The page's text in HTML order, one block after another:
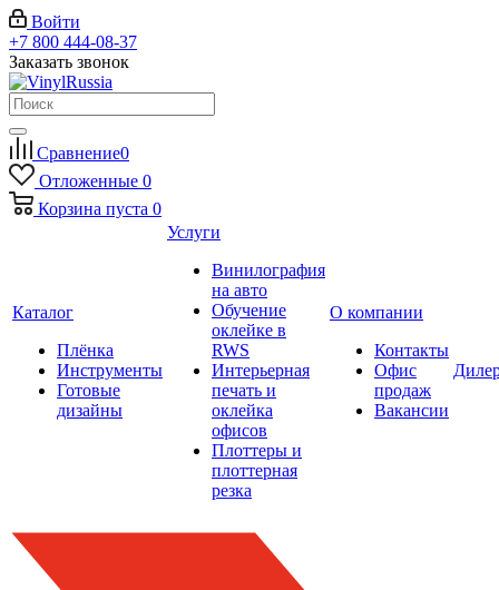
Войти
+7 800 444-08-37
Заказать звонок
Сравнение0
Отложенные 0
Корзина пуста 0
Каталог
Плёнка
Инструменты
Готовые
дизайны
Услуги
Винилография
на авто
Обучение
оклейке в
RWS
Интерьерная
печать и
оклейка
офисов
Плоттеры и
плоттерная
резка
О компании
Контакты
Офис
продаж
Вакансии